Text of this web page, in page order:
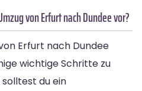
von Erfurt nach Dundee vor?
Erfurt nach Dundee
wichtige Schritte zu
du ein